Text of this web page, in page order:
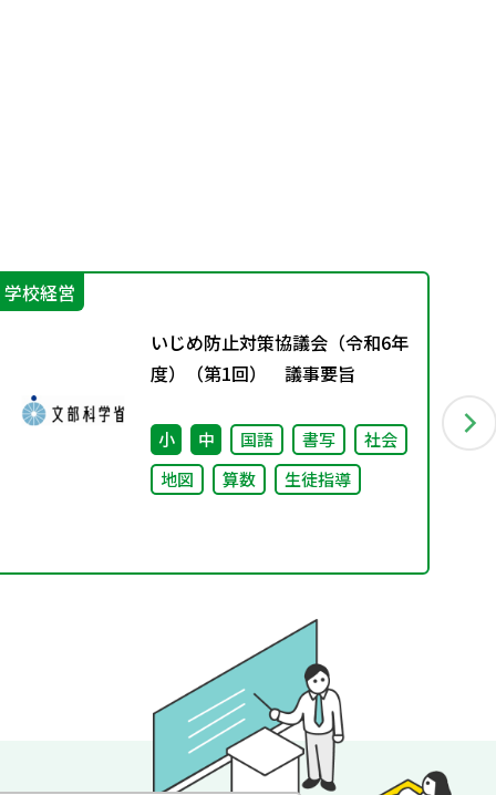
学校経営
いじめ防止対策協議会（令和6年
度）（第1回） 議事要旨
小 中 国語 書写
社会
地図
算数 生徒指導